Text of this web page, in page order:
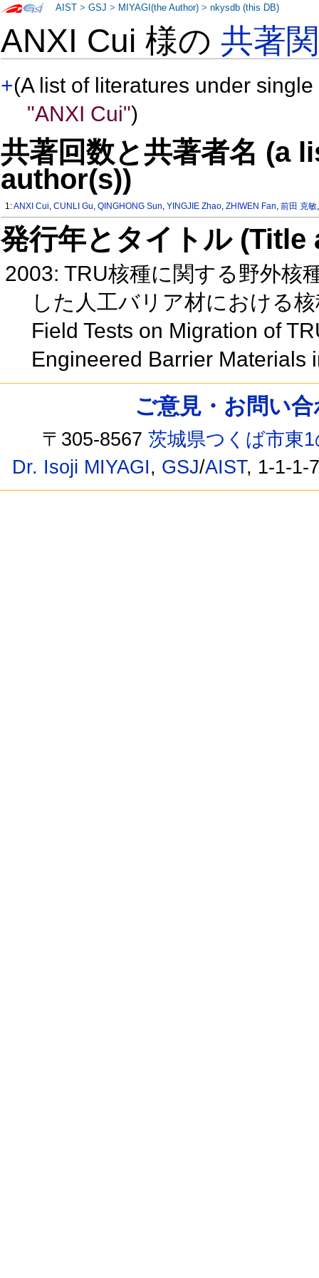
ANXI Cui 様の共著
+(A list of literatures under
"ANXI Cui")
共著回数と共著者名 (a
author(s))
1:ANXI Cui,CUNLI Gu,QINGHONG Sun,YINGJIE Zhao,ZHIWEN Fan,前田 克敏
発行年とタイトル
2003: TRU核種に関する野外核
した人工バリア材における
Field Tests on Migration of
Engineered Barrier Materials
AIST >GSJ > MIYAGI(the Author) >nkysdb (this DB)
ご意見・お問い
〒305-8567茨城県つくば市東
Dr. Isoji MIYAGI, GSJ/AIST, 1-1-1-